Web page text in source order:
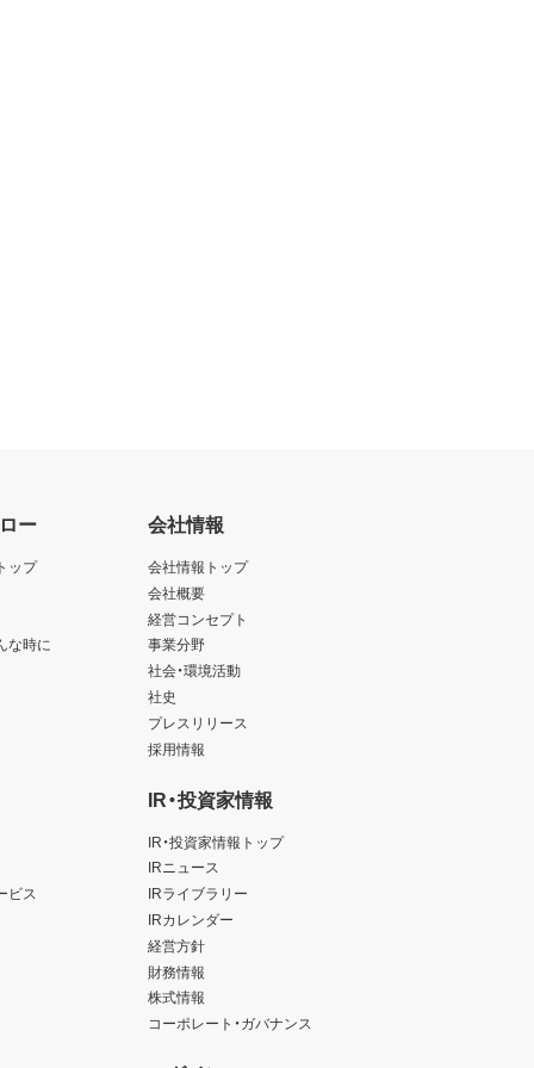
ー
ップ
な時に
ビス
会社情報
会社情報トップ
会社概要
経営コンセプト
事業分野
社会・環境活動
社史
プレスリリース
採用情報
IR・投資家情報
IR・投資家情報トップ
IRニュース
IRライブラリー
IRカレンダー
経営方針
財務情報
株式情報
コーポレート・ガバナンス